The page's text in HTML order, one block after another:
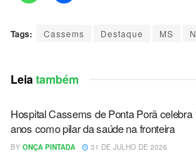
Tags: Cassems Destaque MS
Leiatambém
Hospital Cassems de Ponta Porã celebra
anos como pilar da saúde na fronteira
BY ONÇA PINTADA 31 DE JULHO DE 2026